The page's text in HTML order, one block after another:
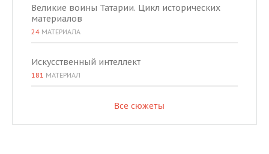
Великие воины Татарии. Цикл исторических
материалов
24 МАТЕРИАЛА
Искусственный интеллект
181 МАТЕРИАЛ
Все сюжеты